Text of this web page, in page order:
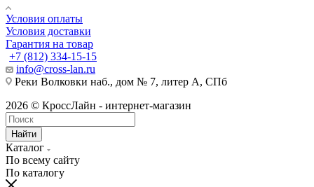
Условия оплаты
Условия доставки
Гарантия на товар
+7 (812) 334-15-15
info@cross-lan.ru
Реки Волковки наб., дом № 7, литер А, СПб
2026 © КроссЛайн - интернет-магазин
Найти
Каталог
По всему сайту
По каталогу